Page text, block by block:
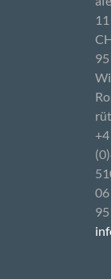
11
06
95